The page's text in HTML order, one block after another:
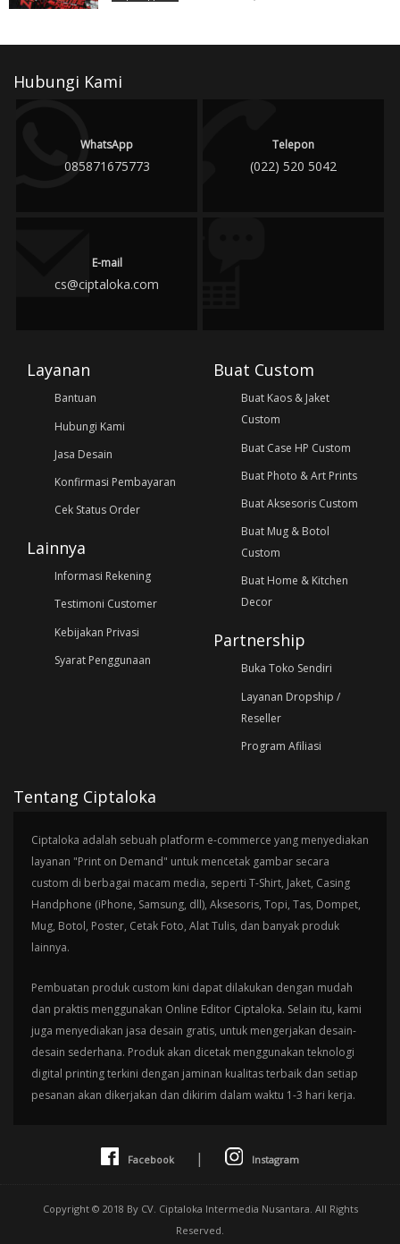
Hubungi Kami
WhatsApp
085871675773
Telepon
(022) 520 5042
E-mail
cs@ciptaloka.com
Layanan
Bantuan
Hubungi Kami
Jasa Desain
Konfirmasi Pembayaran
Cek Status Order
Lainnya
Informasi Rekening
Testimoni Customer
Kebijakan Privasi
Syarat Penggunaan
Buat Custom
Buat Kaos & Jaket
Custom
Buat Case HP Custom
Buat Photo & Art Prints
Buat Aksesoris Custom
Buat Mug & Botol
Custom
Buat Home & Kitchen
Decor
Partnership
Buka Toko Sendiri
Layanan Dropship /
Reseller
Program Afiliasi
Tentang Ciptaloka
Ciptaloka adalah sebuah platform e-commerce yang menyediakan
layanan "Print on Demand" untuk mencetak gambar secara
custom di berbagai macam media, seperti T-Shirt, Jaket, Casing
Handphone (iPhone, Samsung, dll), Aksesoris, Topi, Tas, Dompet,
Mug, Botol, Poster, Cetak Foto, Alat Tulis, dan banyak produk
lainnya.
Pembuatan produk custom kini dapat dilakukan dengan mudah
dan praktis menggunakan Online Editor Ciptaloka. Selain itu, kami
juga menyediakan jasa desain gratis, untuk mengerjakan desain-
desain sederhana. Produk akan dicetak menggunakan teknologi
digital printing terkini dengan jaminan kualitas terbaik dan setiap
pesanan akan dikerjakan dan dikirim dalam waktu 1-3 hari kerja.
Facebook | Instagram
Copyright © 2018 By CV. Ciptaloka Intermedia Nusantara. All Rights
Reserved.